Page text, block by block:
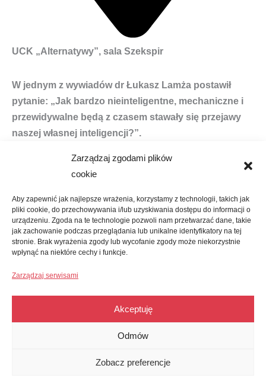
Zarządzaj zgodami plików
cookie
Aby zapewnić jak najlepsze wrażenia, korzystamy z technologii, takich jak
pliki cookie, do przechowywania i/lub uzyskiwania dostępu do informacji o
urządzeniu. Zgoda na te technologie pozwoli nam przetwarzać dane, takie
jak zachowanie podczas przeglądania lub unikalne identyfikatory na tej
stronie. Brak wyrażenia zgody lub wycofanie zgody może niekorzystnie
wpłynąć na niektóre cechy i funkcje.
Zarządzaj serwisami
Akceptuję
Odmów
Zobacz preferencje
UCK „Alternatywy”, sala Szekspir
W jednym z wywiadów dr Łukasz Lamża postawił
pytanie: „Jak bardzo nieinteligentne, mechaniczne i
przewidywalne będą z czasem stawały się przejawy
naszej własnej inteligencji?”.
Rozmowa o przyszłości rozwoju sztucznej inteligencji w
świecie antropocenu.
MAPA STRONY
Copyright © 2026 Ursynowskie Centrum Kultury „Alternatywy” | Powered by